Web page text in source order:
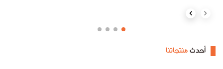
Next slide
Previous slide
أحدثمنتجاتنا